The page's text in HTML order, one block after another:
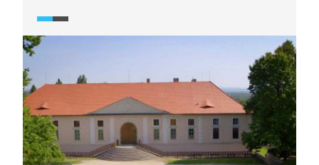
slozích. Před více než 80 lety babička rodu Bořek-
Dohalských zámek prodala státu a šlechtickému
slouží jako domov seniorů, z původního zařízení
zámku nezbylo nic. Zámecký park je se zámkem
kulturní památkou ČR.